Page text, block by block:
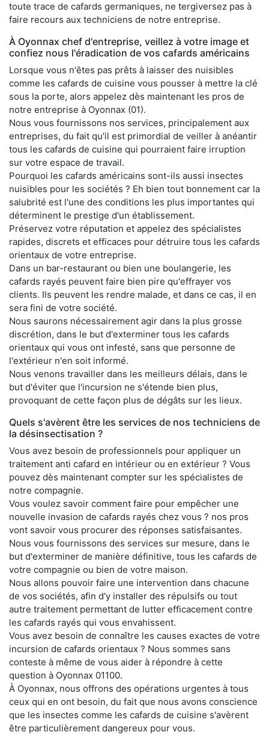
toute trace de cafards germaniques, ne tergiversez pas à
faire recours aux techniciens de notre entreprise.
À Oyonnax chef d'entreprise, veillez à votre image et
confiez nous l'éradication de vos cafards américains
Lorsque vous n'êtes pas prêts à laisser des nuisibles
comme les cafards de cuisine vous pousser à mettre la clé
sous la porte, alors appelez dès maintenant les pros de
notre entreprise à Oyonnax (01).
Nous vous fournissons nos services, principalement aux
entreprises, du fait qu'il est primordial de veiller à anéantir
tous les cafards de cuisine qui pourraient faire irruption
sur votre espace de travail.
Pourquoi les cafards américains sont-ils aussi insectes
nuisibles pour les sociétés ? Eh bien tout bonnement car la
salubrité est l'une des conditions les plus importantes qui
déterminent le prestige d'un établissement.
Préservez votre réputation et appelez des spécialistes
rapides, discrets et efficaces pour détruire tous les cafards
orientaux de votre entreprise.
Dans un bar-restaurant ou bien une boulangerie, les
cafards rayés peuvent faire bien pire qu'effrayer vos
clients. Ils peuvent les rendre malade, et dans ce cas, il en
sera fini de votre société.
Nous saurons nécessairement agir dans la plus grosse
discrétion, dans le but d'exterminer tous les cafards
orientaux qui vous ont infesté, sans que personne de
l'extérieur n'en soit informé.
Nous venons travailler dans les meilleurs délais, dans le
but d'éviter que l'incursion ne s'étende bien plus,
provoquant de cette façon plus de dégâts sur les lieux.
Quels s'avèrent être les services de nos techniciens de
la désinsectisation ?
Vous avez besoin de professionnels pour appliquer un
traitement anti cafard en intérieur ou en extérieur ? Vous
pouvez dès maintenant compter sur les spécialistes de
notre compagnie.
Vous voulez savoir comment faire pour empêcher une
nouvelle invasion de cafards rayés chez vous ? nos pros
vont savoir vous procurer des réponses satisfaisantes.
Nous vous fournissons des services sur mesure, dans le
but d'exterminer de manière définitive, tous les cafards de
votre compagnie ou bien de votre maison.
Nous allons pouvoir faire une intervention dans chacune
de vos sociétés, afin d'y installer des répulsifs ou tout
autre traitement permettant de lutter efficacement contre
les cafards rayés qui vous envahissent.
Vous avez besoin de connaître les causes exactes de votre
incursion de cafards orientaux ? Nous sommes sans
conteste à même de vous aider à répondre à cette
question à Oyonnax 01100.
À Oyonnax, nous offrons des opérations urgentes à tous
ceux qui en ont besoin, du fait que nous avons conscience
que les insectes comme les cafards de cuisine s'avèrent
être particulièrement dangereux pour vous.